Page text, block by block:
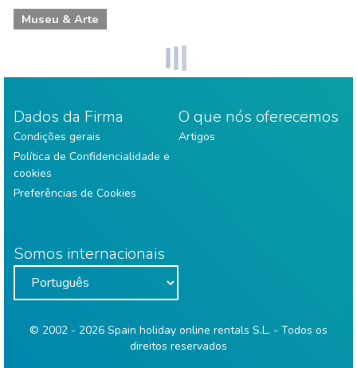
Museu & Arte
Dados da Firma
Condições gerais
Política de Confidencialidade e
cookies
Preferências de Cookies
O que nós oferecemos
Artigos
Somos internacionais
© 2002 - 2026 Spain holiday online rentals S.L. - Todos os
direitos reservados